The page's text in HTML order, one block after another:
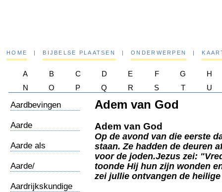
HOME | BIJBELSE PLAATSEN | ONDERWERPEN |
A B C D E F G
H
N
O P Q R S T U
Aardbevingen
Aarde
Aarde als
Aarde/
Aardrijkskundige
Adem van God
Adem van God
Op de avond van die eerste
staan. Ze hadden de deuren
voor de joden.Jezus zei:
toonde Hij hun zijn wonden
zei jullie ontvangen de